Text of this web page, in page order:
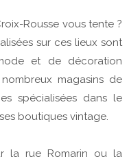
Rousse vous tente ?
sur ces lieux sont
et de décoration
magasins de
spécialisées dans le
boutiques vintage.
la rue Romarin ou la